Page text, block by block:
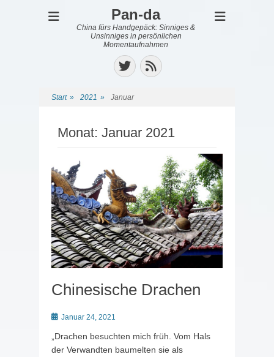
Pan-da
China fürs Handgepäck: Sinniges &
Unsinniges in persönlichen
Momentaufnahmen
Twitter
Feed
Start » 2021 » Januar
Monat: Januar 2021
Chinesische Drachen
Posted
Januar 24, 2021
„Drachen besuchten mich früh. Vom Hals
der Verwandten baumelten sie als